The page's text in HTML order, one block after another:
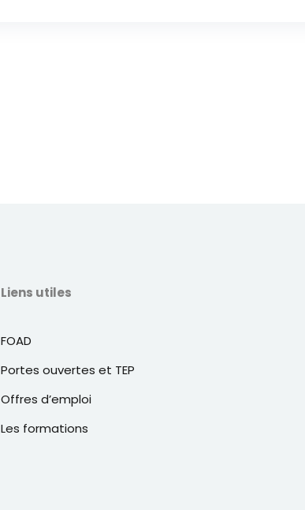
Liens utiles
FOAD
Portes ouvertes et TEP
Offres d’emploi
Les formations